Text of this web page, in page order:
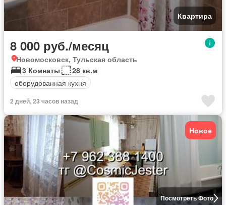
Квартира
8 000 руб./месяц
Новомосковск, Тульская область
3 Комнаты
28 кв.м
оборудованная кухня
2 дней, 23 часов назад
Посмотреть Фото
Новое